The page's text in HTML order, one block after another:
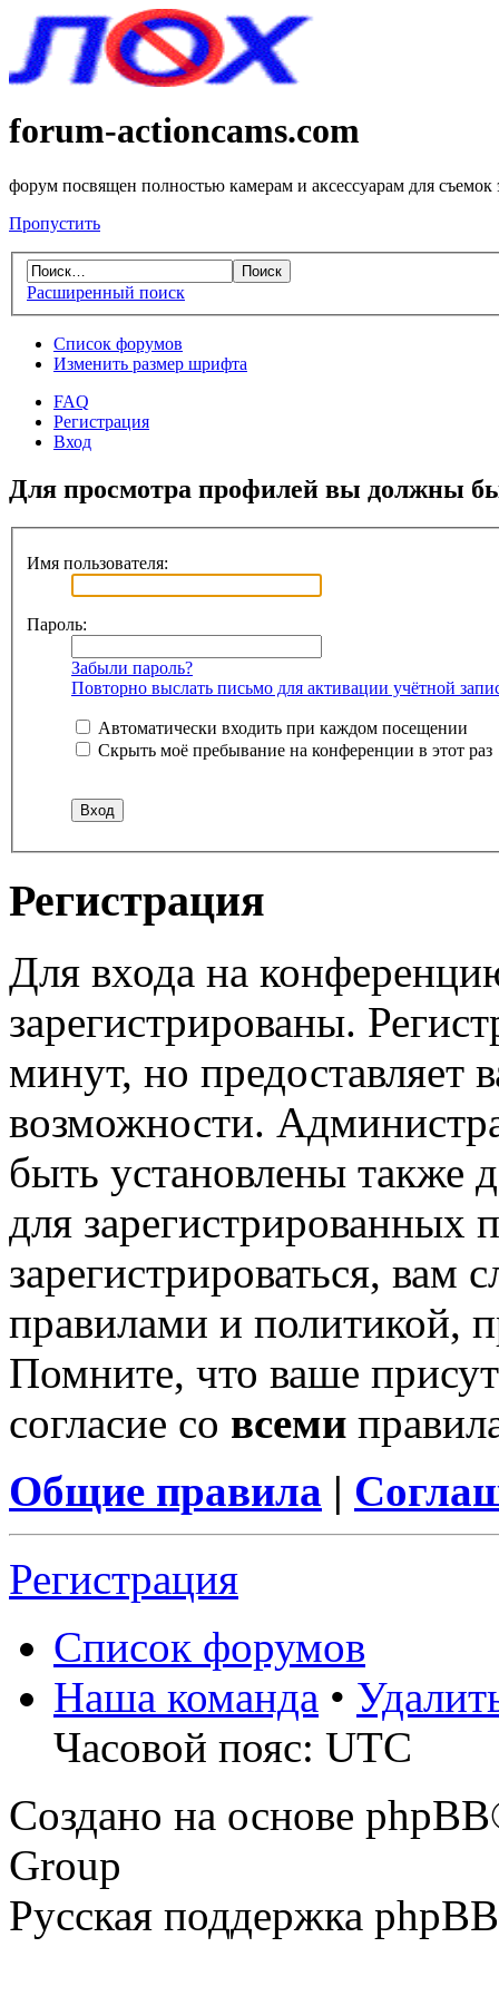
forum-actioncams.com
форум посвящен полностью камерам и аксессуарам для съемок
Пропустить
Расширенный поиск
Список форумов
Изменить размер шрифта
FAQ
Регистрация
Вход
Для просмотра профилей вы должны
Имя пользователя:
Пароль:
Забыли пароль?
Повторно выслать письмо для активации учётной
Автоматически входить при каждом посещении
Скрыть моё пребывание на конференции в этот раз
Регистрация
Для входа на
зарегистрированы.
минут, но предоставляет
возможности.
быть установлены также
для зарегистрированных
зарегистрироваться, вам
правилами и политикой,
Помните, что ваше
согласие со всеми
Общие правила |
Регистрация
Список форумов
Наша команда •
Часовой пояс: UTC
Создано на основе
Group
Русская поддержка phpBB